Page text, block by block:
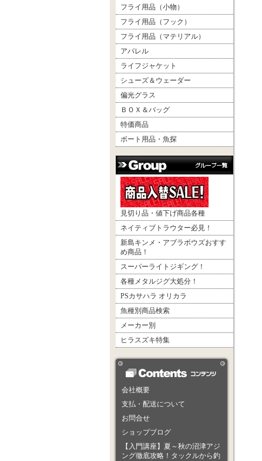
フライ用品（小物）
フライ用品（フック）
フライ用品（マテリアル）
アパレル
ライフジャケット
シューズ＆ウェーダー
偏光グラス
ＢＯＸ＆バッグ
特価商品
ボート用品・魚探
見切り品・値下げ商品各種
ネイティブトラウター必見！
新島キンメ・アブラボウズおすす
め商品！
スーパーライトジギング！
各種メタルジグ大処分！
PSカサハラ オリカラ
魚種別商品検索
メーカー別
ヒラスズキ特集
会社概要
支払・配送について
お問合せ
ショップブログ
【入門講座】夏～秋の沼津アジ
ング徹底攻略！タックルから釣